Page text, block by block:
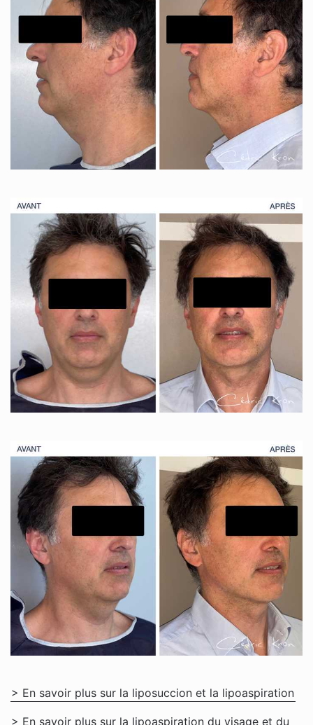
> En savoir plus sur la liposuccion et la lipoaspiration
> En savoir plus sur la lipoaspiration du visage et du